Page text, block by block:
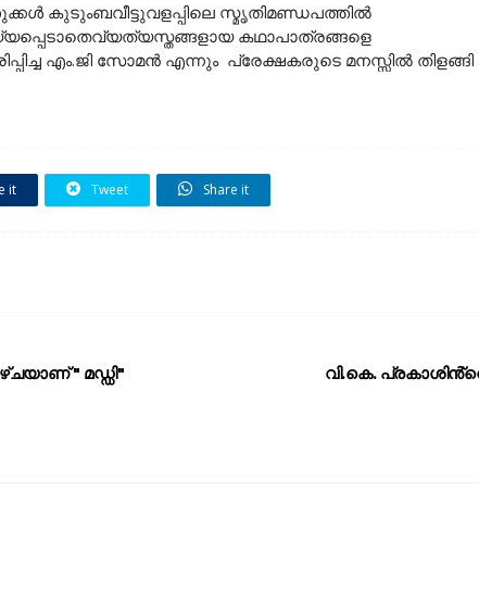
കുടുംബവീട്ടുവളപ്പിലെ സ്മൃതിമണ്ഡപത്തില്‍
കഥാപാത്രങ്ങളെ
എം.ജി സോമന്‍ എന്നും പ്രേക്ഷകരുടെ മനസ്സില്‍ തിളങ്ങി
it Tweet Share it
വി.കെ.
" മഡ്ഡി"